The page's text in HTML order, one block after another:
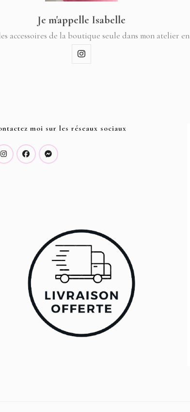
Je m'appelle Isabelle
accessoires de la boutique seule dans mon atelier
moi sur les réseaux sociaux